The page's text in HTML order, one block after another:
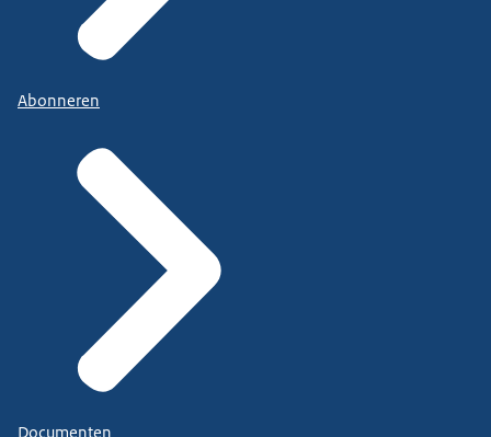
Abonneren
Documenten